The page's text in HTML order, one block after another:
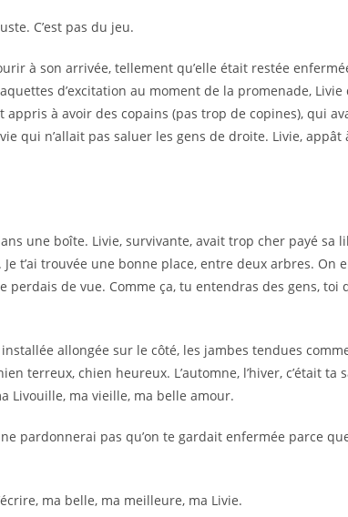
C’est pas du jeu.
à son arrivée, tellement qu’elle était restée
d’excitation au moment de la promenade, Livie
à avoir des copains (pas trop de copines), qui
qui n’allait pas saluer les gens de droite. Livie,
une boîte. Livie, survivante, avait trop cher payé sa
t’ai trouvée une bonne place, entre deux arbres. On
de vue. Comme ça, tu entendras des gens, toi
allongée sur le côté, les jambes tendues
terreux, chien heureux. L’automne, l’hiver, c’était ta
Livouille, ma vieille, ma belle amour.
pardonnerai pas qu’on te gardait enfermée parce
ma belle, ma meilleure, ma Livie.